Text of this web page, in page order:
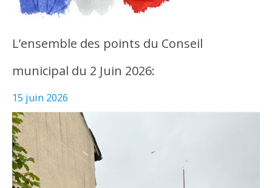
L’ensemble des points du Conseil
municipal du 2 Juin 2026:
15 juin 2026